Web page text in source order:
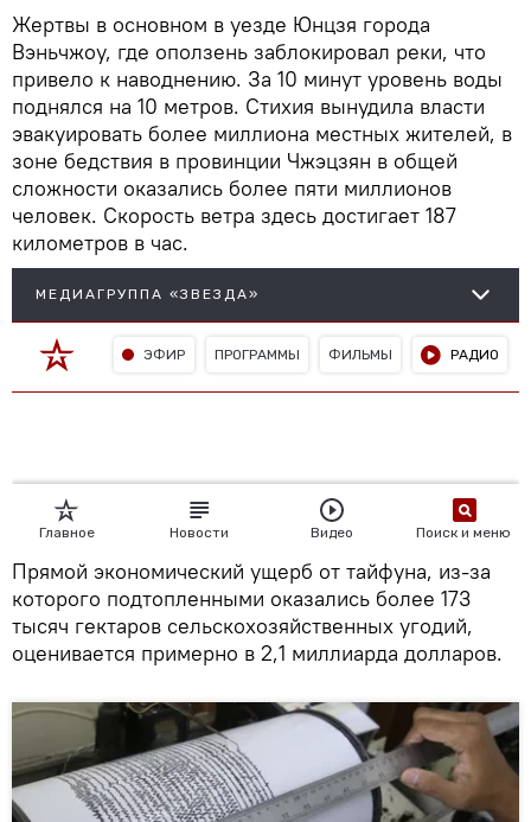
Жертвы в основном в уезде Юнцзя города
Вэньчжоу, где оползень заблокировал реки, что
привело к наводнению. За 10 минут уровень воды
поднялся на 10 метров. Стихия вынудила власти
эвакуировать более миллиона местных жителей, в
зоне бедствия в провинции Чжэцзян в общей
сложности оказались более пяти миллионов
человек. Скорость ветра здесь достигает 187
километров в час.
Прямой экономический ущерб от тайфуна, из-за
которого подтопленными оказались более 173
тысяч гектаров сельскохозяйственных угодий,
оценивается примерно в 2,1 миллиарда долларов.